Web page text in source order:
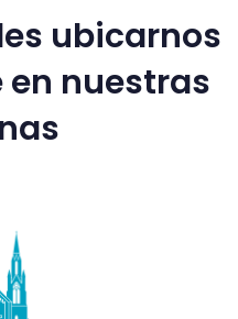
ubicarnos
nuestras